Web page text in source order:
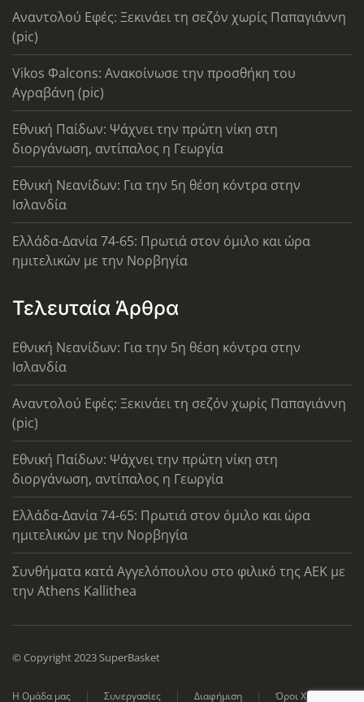
Αναντολού Εφές: Ξεκινάει τη σεζόν χωρίς Παπαγιάννη
(pic)
Vikos Φalcons: Ανακοίνωσε την προσθήκη του
Αγραβάνη (pic)
Εθνική Παίδων: Ψάχνει την πρώτη νίκη στη
διοργάνωση, αντίπαλος η Γεωργία
Εθνική Νεανίδων: Για την 5η θέση κόντρα στην
Ισλανδία
Ελλάδα-Δανία 74-65: Πρωτιά στον όμιλο και ώρα
ημιτελικών με την Νορβηγία
Τελευταία Άρθρα
Εθνική Νεανίδων: Για την 5η θέση κόντρα στην
Ισλανδία
Αναντολού Εφές: Ξεκινάει τη σεζόν χωρίς Παπαγιάννη
(pic)
Εθνική Παίδων: Ψάχνει την πρώτη νίκη στη
διοργάνωση, αντίπαλος η Γεωργία
Ελλάδα-Δανία 74-65: Πρωτιά στον όμιλο και ώρα
ημιτελικών με την Νορβηγία
Συνθήματα κατά Αγγελόπουλου στο φιλικό της ΑΕΚ με
την Athens Kallithea
© Copyright 2023 SuperBasket
Η Ομάδα μας Συνεργασίες Διαφήμιση Όροι Χρήσης